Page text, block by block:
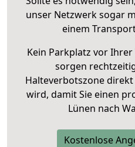
unser Netzwerk sogar
einem
Kein Parkplatz vor
sorgen
Halteverbotszone
wird, damit Sie einen
Lünen nach
Kostenlose